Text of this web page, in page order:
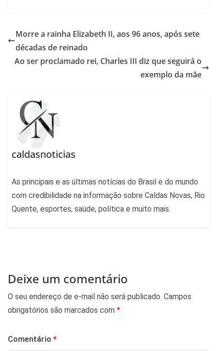
Morre a rainha Elizabeth II, aos 96 anos, após sete
décadas de reinado
Ao ser proclamado rei, Charles III diz que seguirá o
exemplo da mãe
caldasnoticias
As principais e as últimas notícias do Brasil e do mundo
com credibilidade na informação sobre Caldas Novas, Rio
Quente, esportes, saúde, política e muito mais.
Deixe um comentário
O seu endereço de e-mail não será publicado. Campos
obrigatórios são marcados com *
Comentário *